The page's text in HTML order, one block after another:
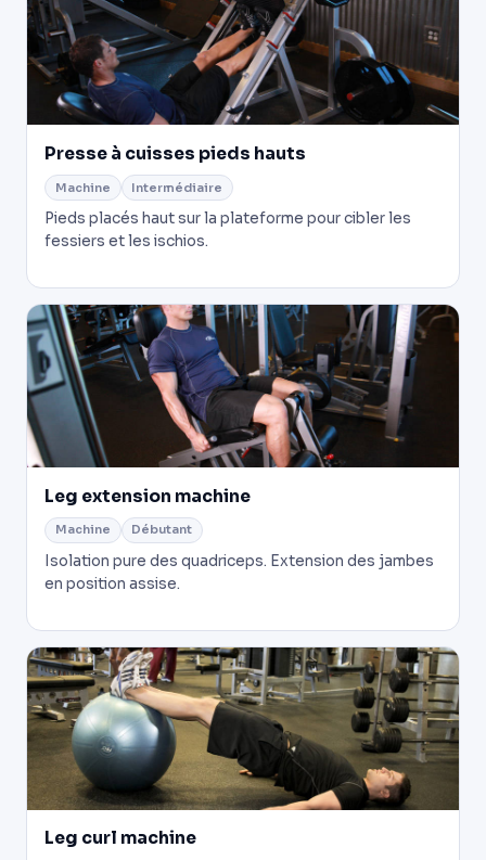
Presse à cuisses pieds hauts
Machine Intermédiaire
Pieds placés haut sur la plateforme pour cibler les
fessiers et les ischios.
Leg extension machine
Machine Débutant
Isolation pure des quadriceps. Extension des jambes
en position assise.
Leg curl machine